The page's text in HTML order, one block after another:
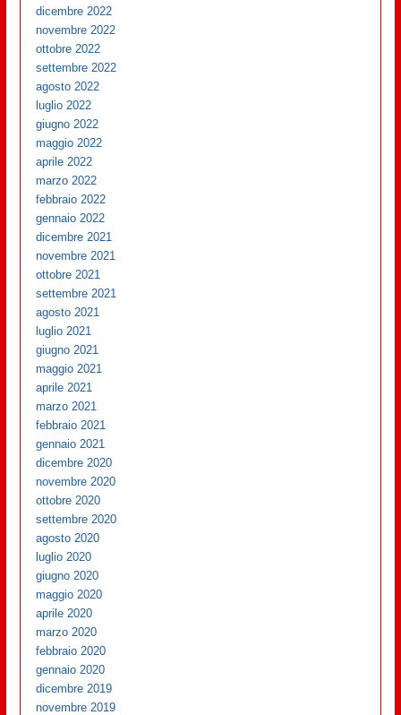
dicembre 2022
novembre 2022
ottobre 2022
settembre 2022
agosto 2022
luglio 2022
giugno 2022
maggio 2022
aprile 2022
marzo 2022
febbraio 2022
gennaio 2022
dicembre 2021
novembre 2021
ottobre 2021
settembre 2021
agosto 2021
luglio 2021
giugno 2021
maggio 2021
aprile 2021
marzo 2021
febbraio 2021
gennaio 2021
dicembre 2020
novembre 2020
ottobre 2020
settembre 2020
agosto 2020
luglio 2020
giugno 2020
maggio 2020
aprile 2020
marzo 2020
febbraio 2020
gennaio 2020
dicembre 2019
novembre 2019